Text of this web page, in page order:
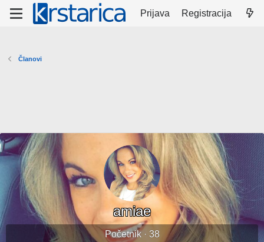
Prijava Registracija
Članovi
amiae
Početnik · 38